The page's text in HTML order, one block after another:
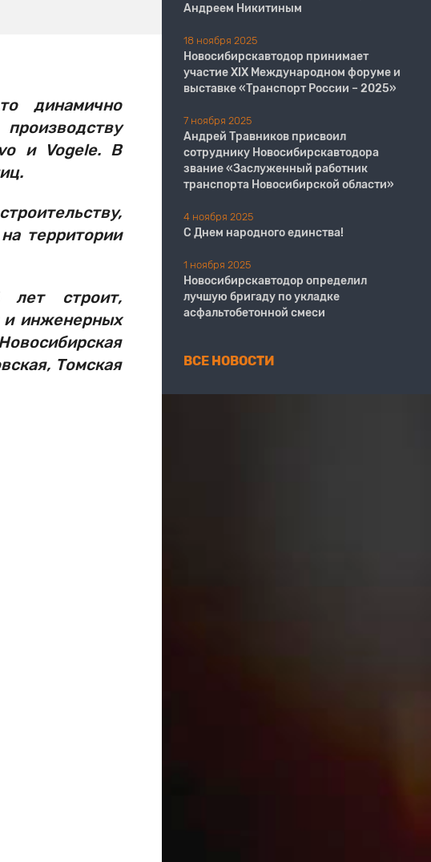
динамично
и Vogele. В
территории
лет строит,
и инженерных
Томская
Андреем Никитиным
18 ноября 2025
Новосибирскавтодор принимает
участие XIX Международном форуме и
выставке «Транспорт России – 2025»
7 ноября 2025
Андрей Травников присвоил
сотруднику Новосибирскавтодора
звание «Заслуженный работник
транспорта Новосибирской области»
4 ноября 2025
С Днем народного единства!
1 ноября 2025
Новосибирскавтодор определил
лучшую бригаду по укладке
асфальтобетонной смеси
ВСЕ НОВОСТИ